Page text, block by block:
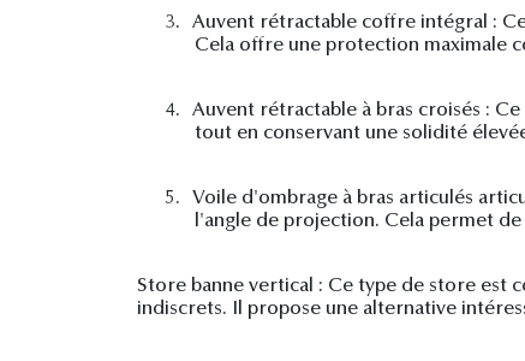
3.
Auvent rétractable coffre intégral :
Cela offre une protection maximale
4.
Auvent rétractable à bras croisés :
tout en conservant une solidité
5.
Voile d'ombrage à bras articulés
l'angle de projection. Cela permet
Store banne vertical : Ce type de store est
indiscrets. Il propose une alternative